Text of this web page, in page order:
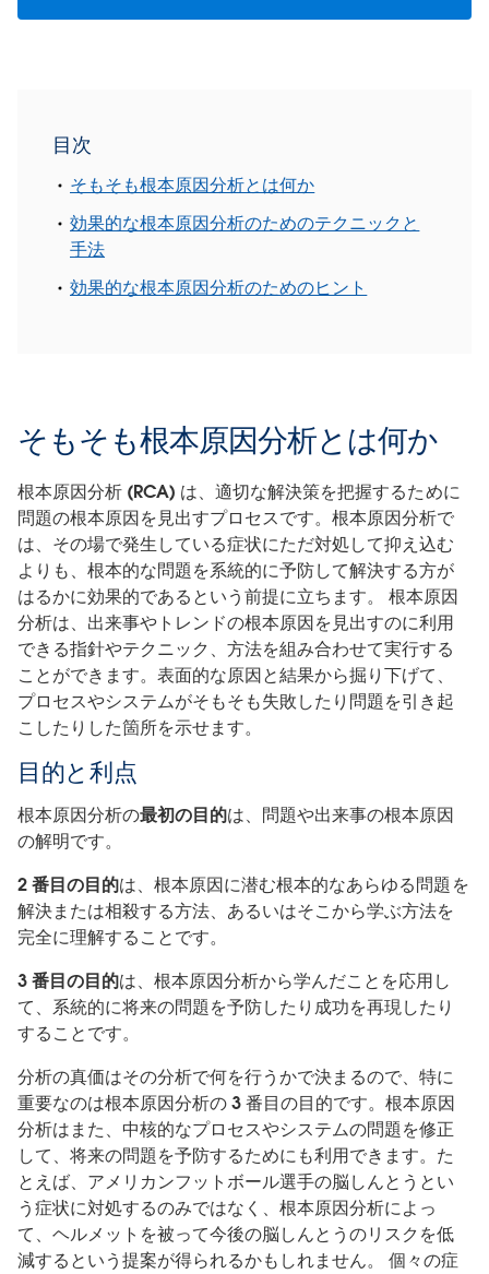
目次
そもそも根本原因分析とは何か
効果的な根本原因分析のためのテクニックと
手法
効果的な根本原因分析のためのヒント
そもそも根本原因分析とは何か
根本原因分析 (RCA) は、適切な解決策を把握するために
問題の根本原因を見出すプロセスです。根本原因分析で
は、その場で発生している症状にただ対処して抑え込む
よりも、根本的な問題を系統的に予防して解決する方が
はるかに効果的であるという前提に立ちます。 根本原因
分析は、出来事やトレンドの根本原因を見出すのに利用
できる指針やテクニック、方法を組み合わせて実行する
ことができます。表面的な原因と結果から掘り下げて、
プロセスやシステムがそもそも失敗したり問題を引き起
こしたりした箇所を示せます。
目的と利点
根本原因分析の最初の目的は、問題や出来事の根本原因
の解明です。
2 番目の目的は、根本原因に潜む根本的なあらゆる問題を
解決または相殺する方法、あるいはそこから学ぶ方法を
完全に理解することです。
3 番目の目的は、根本原因分析から学んだことを応用し
て、系統的に将来の問題を予防したり成功を再現したり
することです。
分析の真価はその分析で何を行うかで決まるので、特に
重要なのは根本原因分析の 3 番目の目的です。根本原因
分析はまた、中核的なプロセスやシステムの問題を修正
して、将来の問題を予防するためにも利用できます。た
とえば、アメリカンフットボール選手の脳しんとうとい
う症状に対処するのみではなく、根本原因分析によっ
て、ヘルメットを被って今後の脳しんとうのリスクを低
減するという提案が得られるかもしれません。 個々の症